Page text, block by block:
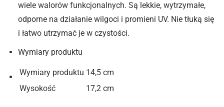
wiele walorów funkcjonalnych. Są lekkie, wytrzymałe,
odporne na działanie wilgoci i promieni UV. Nie tłuką się
i łatwo utrzymać je w czystości.
Wymiary produktu
Wymiary produktu 14,5 cm
Wysokość
17,2 cm